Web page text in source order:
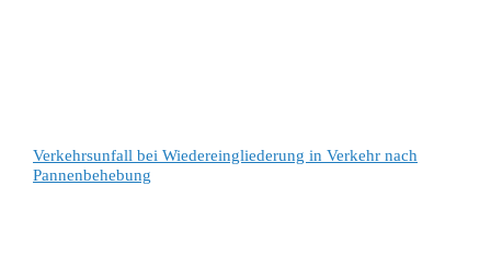
Verkehrsunfall bei Wiedereingliederung in Verkehr nach
Pannenbehebung